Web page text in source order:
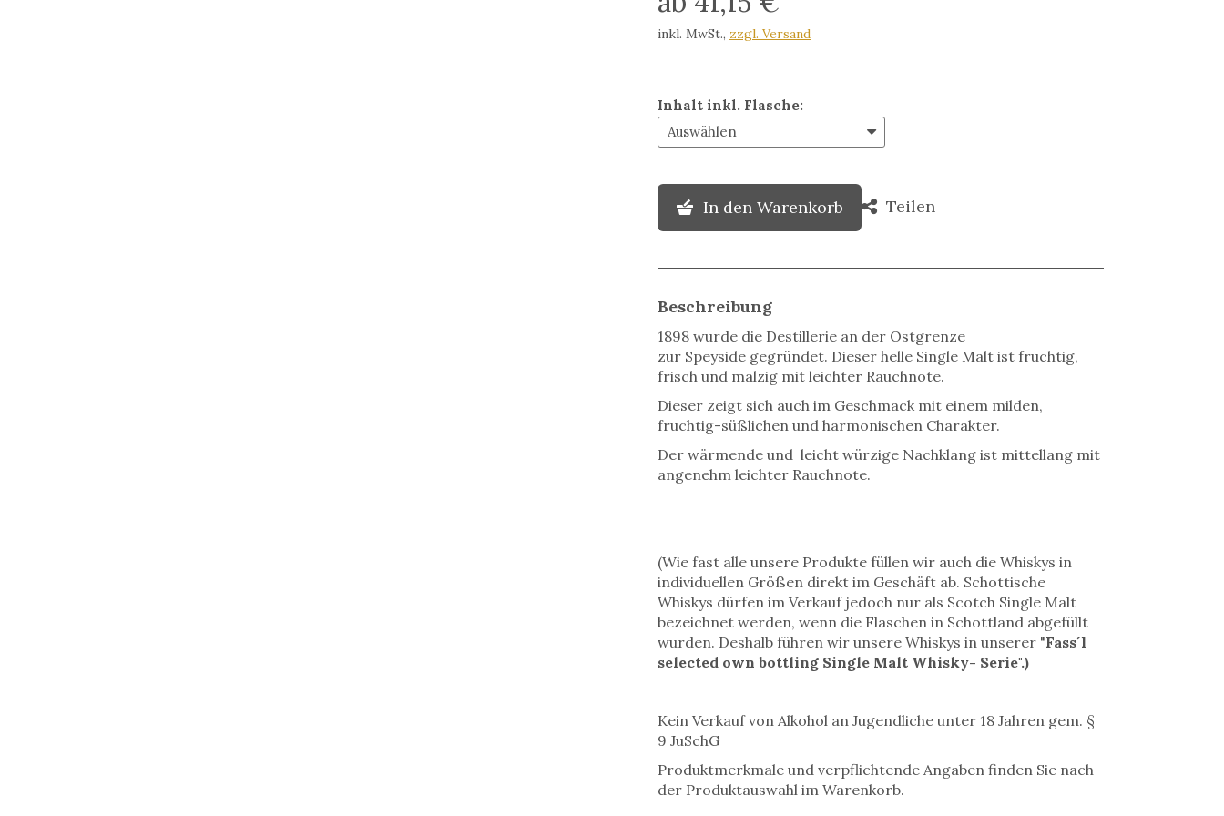
inkl. MwSt., zzgl. Versand
Inhalt inkl. Flasche:
In den Warenkorb Teilen
Beschreibung
1898 wurde die Destillerie an der Ostgrenze
zur Speyside gegründet. Dieser helle Single Malt ist fruchtig,
frisch und malzig mit leichter Rauchnote.
Dieser zeigt sich auch im Geschmack mit einem milden,
fruchtig-süßlichen und harmonischen Charakter.
Der wärmende und leicht würzige Nachklang ist mittellang mit
angenehm leichter Rauchnote.
(Wie fast alle unsere Produkte füllen wir auch die Whiskys in
individuellen Größen direkt im Geschäft ab. Schottische
Whiskys dürfen im Verkauf jedoch nur als Scotch Single Malt
bezeichnet werden, wenn die Flaschen in Schottland abgefüllt
wurden. Deshalb führen wir unsere Whiskys in unserer "Fass´l
selected own bottling Single Malt Whisky- Serie".)
Kein Verkauf von Alkohol an Jugendliche unter 18 Jahren gem. §
9 JuSchG
Produktmerkmale und verpflichtende Angaben finden Sie nach
der Produktauswahl im Warenkorb.